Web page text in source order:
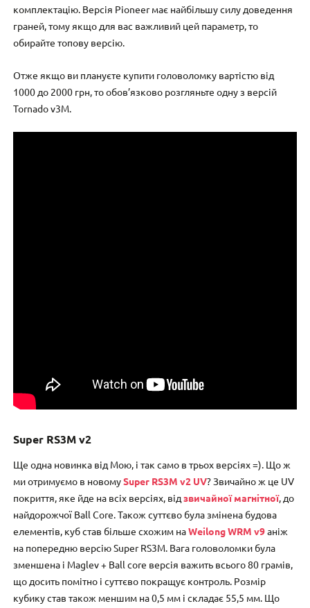
комплектацію. Версія Pioneer має найбільшу силу доведення
граней, тому якщо для вас важливий цей параметр, то
обирайте топову версію.
Отже якщо ви плануєте купити головоломку вартістю від
1000 до 2000 грн, то обов’язково розгляньте одну з версій
Tornado v3M.
Super RS3M v2
Ще одна новинка від Мою, і так само в трьох версіях =). Що ж
ми отримуємо в новомуSuper RS3M v2 UV? Звичайно ж це UV
покриття, яке йде на всіх версіях, відзвичайної магнітної, до
найдорожчої Ball Core. Також суттєво була змінена будова
елементів, куб став більше схожим наWeilong WRM v9аніж
на попередню версію Super RS3M. Вага головоломки була
зменшена і Maglev + Ball core версія важить всього 80 грамів,
що досить помітно і суттєво покращує контроль. Розмір
кубику став також меншим на 0,5 мм і складає 55,5 мм. Що